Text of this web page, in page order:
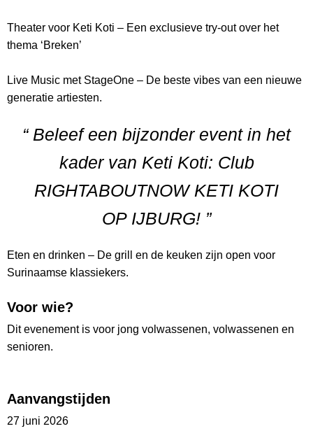
Theater voor Keti Koti – Een exclusieve try-out over het
thema ‘Breken’
Live Music met StageOne – De beste vibes van een nieuwe
generatie artiesten.
“ Beleef een bijzonder event in het
kader van Keti Koti: Club
RIGHTABOUTNOW KETI KOTI
OP IJBURG! ”
Eten en drinken – De grill en de keuken zijn open voor
Surinaamse klassiekers.
Voor wie?
Dit evenement is voor jong volwassenen, volwassenen en
senioren.
Aanvangstijden
27 juni 2026